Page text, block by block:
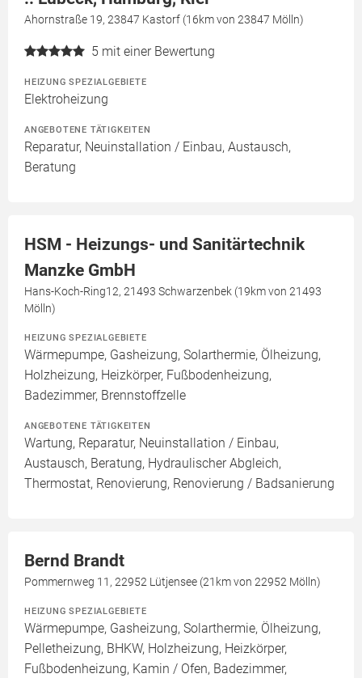
Ahornstraße 19, 23847 Kastorf (16km von 23847 Mölln)
5 mit einer Bewertung
HEIZUNG SPEZIALGEBIETE
Elektroheizung
ANGEBOTENE TÄTIGKEITEN
Reparatur, Neuinstallation / Einbau, Austausch,
Beratung
HSM - Heizungs- und Sanitärtechnik
Manzke GmbH
Hans-Koch-Ring12, 21493 Schwarzenbek (19km von 21493
Mölln)
HEIZUNG SPEZIALGEBIETE
Wärmepumpe, Gasheizung, Solarthermie, Ölheizung,
Holzheizung, Heizkörper, Fußbodenheizung,
Badezimmer, Brennstoffzelle
ANGEBOTENE TÄTIGKEITEN
Wartung, Reparatur, Neuinstallation / Einbau,
Austausch, Beratung, Hydraulischer Abgleich,
Thermostat, Renovierung, Renovierung / Badsanierung
Bernd Brandt
Pommernweg 11, 22952 Lütjensee (21km von 22952 Mölln)
HEIZUNG SPEZIALGEBIETE
Wärmepumpe, Gasheizung, Solarthermie, Ölheizung,
Pelletheizung, BHKW, Holzheizung, Heizkörper,
Fußbodenheizung, Kamin / Ofen, Badezimmer,